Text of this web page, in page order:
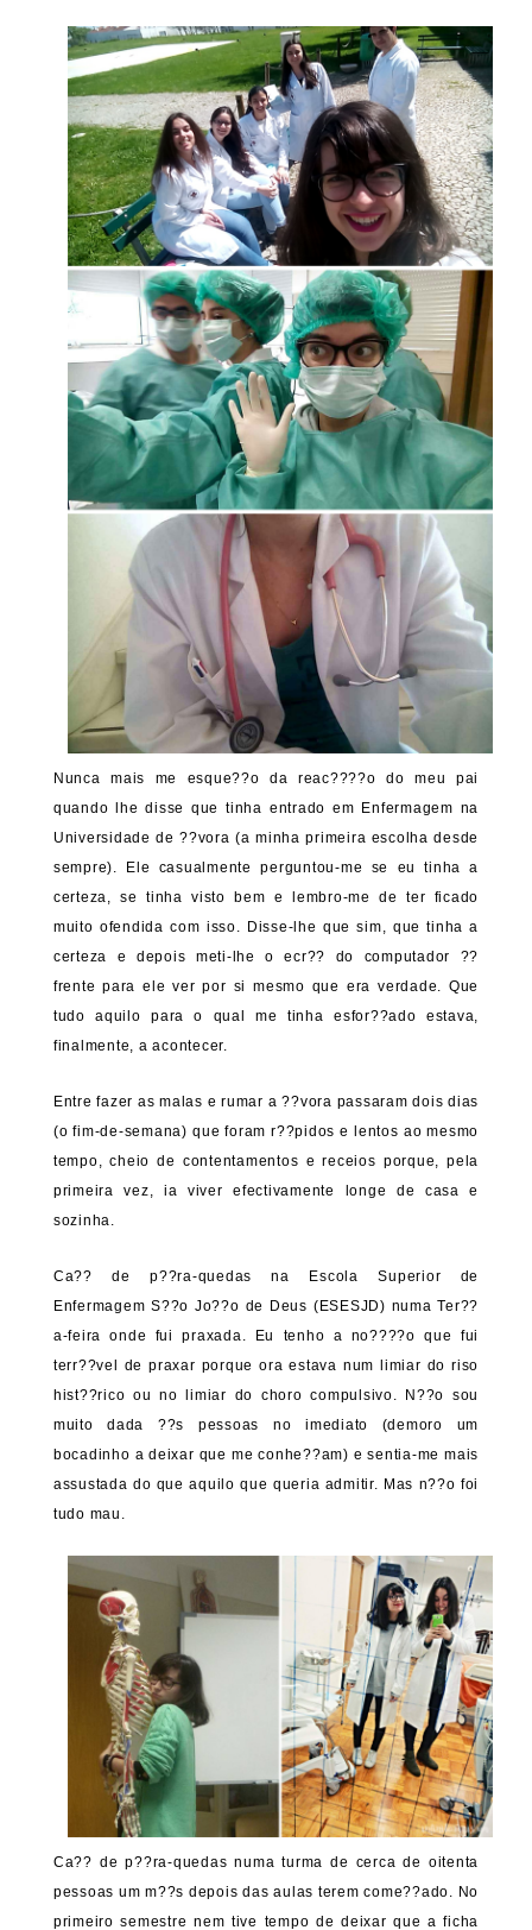
Nunca mais me esque??o da reac????o do meu pai
quando lhe disse que tinha entrado em Enfermagem na
Universidade de ??vora (a minha primeira escolha desde
sempre). Ele casualmente perguntou-me se eu tinha a
certeza, se tinha visto bem e lembro-me de ter ficado
muito ofendida com isso. Disse-lhe que sim, que tinha a
certeza e depois meti-lhe o ecr?? do computador ??
frente para ele ver por si mesmo que era verdade. Que
tudo aquilo para o qual me tinha esfor??ado estava,
finalmente, a acontecer.
Entre fazer as malas e rumar a ??vora passaram dois dias
(o fim-de-semana) que foram r??pidos e lentos ao mesmo
tempo, cheio de contentamentos e receios porque, pela
primeira vez, ia viver efectivamente longe de casa e
sozinha.
Ca?? de p??ra-quedas na Escola Superior de
Enfermagem S??o Jo??o de Deus (ESESJD) numa Ter??
a-feira onde fui praxada. Eu tenho a no????o que fui
terr??vel de praxar porque ora estava num limiar do riso
hist??rico ou no limiar do choro compulsivo. N??o sou
muito dada ??s pessoas no imediato (demoro um
bocadinho a deixar que me conhe??am) e sentia-me mais
assustada do que aquilo que queria admitir. Mas n??o foi
tudo mau.
Ca?? de p??ra-quedas numa turma de cerca de oitenta
pessoas um m??s depois das aulas terem come??ado. No
primeiro semestre nem tive tempo de deixar que a ficha